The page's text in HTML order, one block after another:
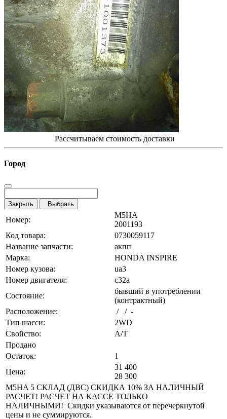
Рассчитываем стоимость доставки
Город
Закрыть Выбрать
Номер:
M5HA
2001193
Код товара:
0730059117
Название запчасти:
акпп
Марка:
HONDA INSPIRE
Номер кузова:
ua3
Номер двигателя:
c32a
Состояние:
бывший в употреблении
(контрактный)
Расположение:
/ / -
Тип шасси:
2WD
Свойство:
A/T
Продано
Остаток:
1
Цена:
31 400
28 300
M5HA 5 СКЛАД (ДВС) СКИДКА 10% ЗА НАЛИЧНЫЙ
РАСЧЕТ! РАСЧЕТ НА КАССЕ ТОЛЬКО
НАЛИЧНЫМИ! Скидки указываются от перечеркнутой
цены и не суммируются.